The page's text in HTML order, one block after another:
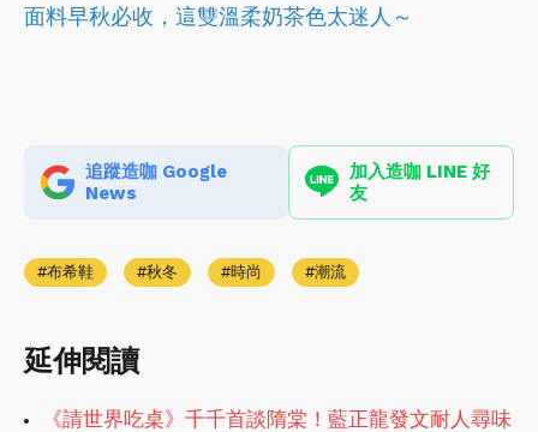
面料早秋必收，這雙溫柔奶茶色太迷人～
追蹤造咖 Google
News
加入造咖 LINE 好
友
布希鞋 秋冬 時尚 潮流
延伸閱讀
《請世界吃桌》千千首談隋棠！藍正龍發文耐人尋味